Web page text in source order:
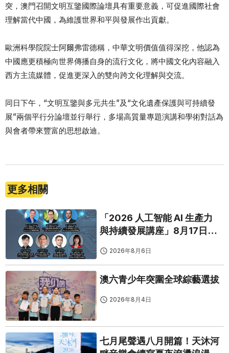
突，澳門召開文明互鑒國際論壇具有重要意義，可促進國際社會
理解當代中國，為維護世界和平與發展作出貢獻。
歐洲科學院院士阿爾弗雷德稱，中華文明價值值得深挖，他認為
中國應更積極向世界傳播自身的流行文化，將中國文化內容融入
西方主流媒體，促進更深入的雙向跨文化理解與交流。
同日下午，“文明互鑒與多元共生”及“文化遺產保護與可持續發
展”兩個平行分論壇並行舉行，多場高質量專題演講和學術對話為
與會者帶來豐富的思想啟迪。
更多相關
「2026 人工智能 AI 生產力
與持續發展講座」8月17日免
2026年8月6日
澳六青少年突圍全球綜藝選拔
2026年8月4日
七月尾聲遇八月開篇！天沐河